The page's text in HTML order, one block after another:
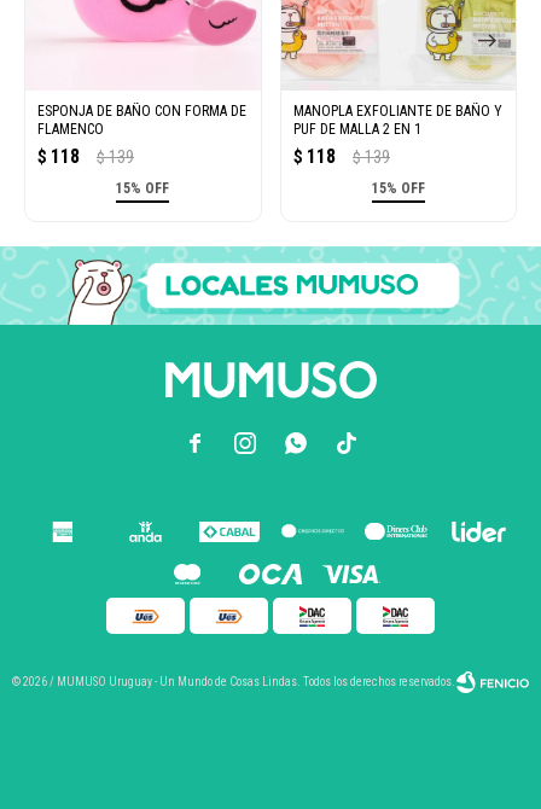
ESPONJA DE BAÑO CON FORMA DE
FLAMENCO
$ 118 $ 139
15% OFF
MANOPLA EXFOLIANTE DE BAÑO Y
PUF DE MALLA 2 EN 1
$ 118 $ 139
15% OFF
  
© 2026 / MUMUSO Uruguay - Un Mundo de Cosas Lindas. Todos los derechos reservados.